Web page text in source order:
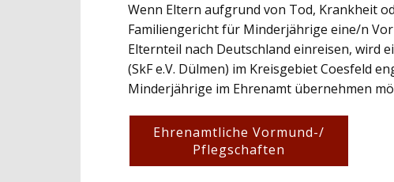
Wenn Eltern aufgrund von Tod, Krankheit
Familiengericht für Minderjährige eine/n
Elternteil nach Deutschland einreisen, wird
(SkF e.V. Dülmen) im Kreisgebiet Coesfeld
Minderjährige im Ehrenamt übernehmen
Ehrenamtliche Vormund-/
Pflegschaften